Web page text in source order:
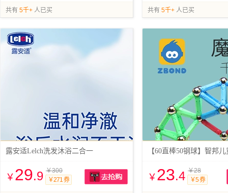
共有 5千+ 人已买 共有 5千+ 人已买
露安适Lelch洗发沐浴二合一
￥ 29.9 ￥300
￥271 券
【60直棒50钢球】智邦
￥ 23.4 ￥28
￥5 券